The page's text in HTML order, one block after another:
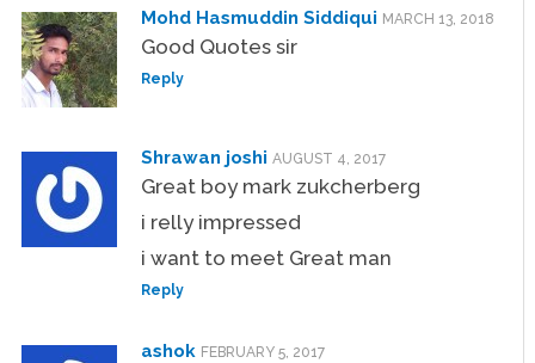
Mohd Hasmuddin Siddiqui MARCH 13, 2018
Good Quotes sir
Reply
Shrawan joshi AUGUST 4, 2017
Great boy mark zukcherberg
i relly impressed
i want to meet Great man
Reply
ashok FEBRUARY 5, 2017